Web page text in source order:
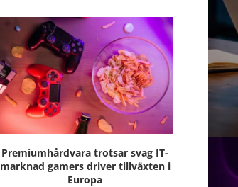
Premiumhårdvara trotsar svag IT-
marknad gamers driver tillväxten i
Europa